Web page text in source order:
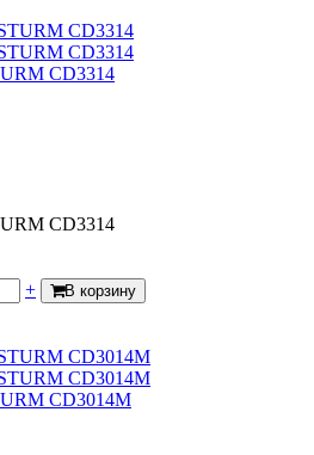
СD3314
СD3314
+ В корзину
СD3014M